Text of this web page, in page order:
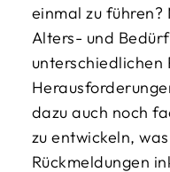
einmal zu
Alters- und
unterschiedlichen
dazu auch noch
zu entwickeln,
Rückmeldungen